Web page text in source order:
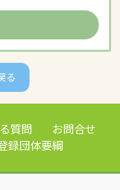
る
質問
お問合せ
録団体要綱